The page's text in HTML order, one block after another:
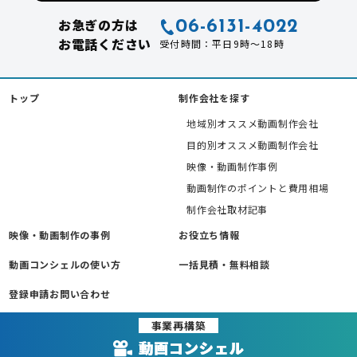
お急ぎの方は
お電話ください
06-6131-4022
受付時間：平日9時～18時
トップ
制作会社を探す
地域別オススメ動画制作会社
目的別オススメ動画制作会社
映像・動画制作事例
動画制作のポイントと費用相場
制作会社取材記事
映像・動画制作の事例
お役立ち情報
動画コンシェルの使い方 一括見積・無料相談
登録申請お問い合わせ
事業再構築